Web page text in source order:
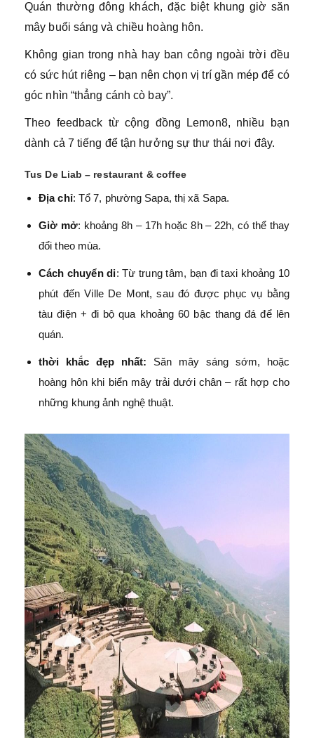
Quán thường đông khách, đặc biệt khung giờ săn
mây buổi sáng và chiều hoàng hôn.
Không gian trong nhà hay ban công ngoài trời đều
có sức hút riêng – bạn nên chọn vị trí gần mép để có
góc nhìn “thẳng cánh cò bay”.
Theo feedback từ cộng đồng Lemon8, nhiều bạn
dành cả 7 tiếng để tận hưởng sự thư thái nơi đây.
Tus De Liab – restaurant & coffee
Địa chỉ: Tổ 7, phường Sapa, thị xã Sapa.
Giờ mở: khoảng 8h – 17h hoặc 8h – 22h, có thể thay
đổi theo mùa.
Cách chuyển di: Từ trung tâm, bạn đi taxi khoảng 10
phút đến Ville De Mont, sau đó được phục vụ bằng
tàu điện + đi bộ qua khoảng 60 bậc thang đá để lên
quán.
thời khắc đẹp nhất:
Săn mây sáng sớm, hoặc
hoàng hôn khi biển mây trải dưới chân – rất hợp cho
những khung ảnh nghệ thuật.